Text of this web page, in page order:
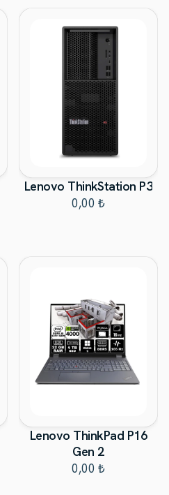
Lenovo ThinkStation P3
0,00 ₺
Lenovo ThinkPad P16
Gen 2
0,00 ₺